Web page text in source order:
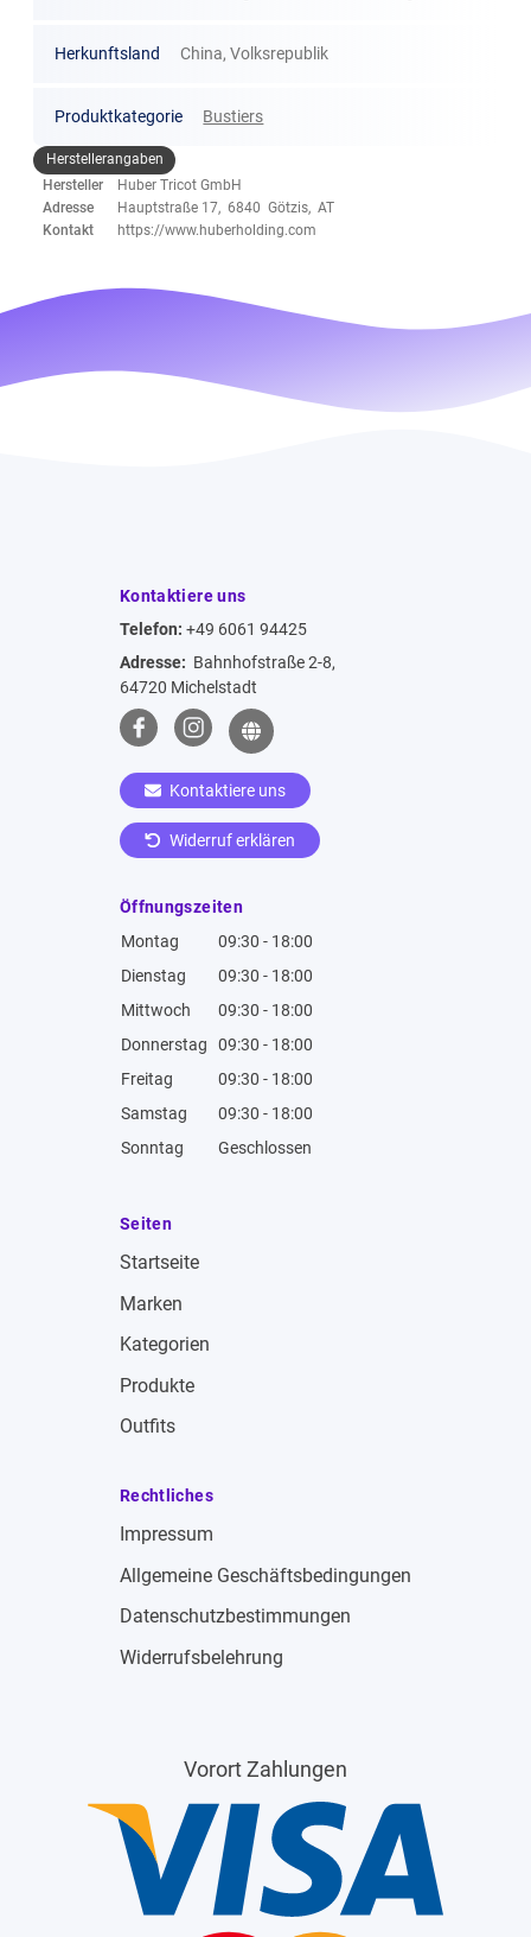
Herkunftsland China, Volksrepublik
Produktkategorie Bustiers
Herstellerangaben
Hersteller
Huber Tricot GmbH
Adresse
Hauptstraße 17, 6840 Götzis, AT
Kontakt
https://www.huberholding.com
Kontaktiere uns
Telefon: +49 6061 94425
Adresse: Bahnhofstraße 2-8,
64720 Michelstadt
Kontaktiere uns
Widerruf erklären
Öffnungszeiten
Montag
09:30 - 18:00
Dienstag
09:30 - 18:00
Mittwoch
09:30 - 18:00
Donnerstag
09:30 - 18:00
Freitag
09:30 - 18:00
Samstag
09:30 - 18:00
Sonntag
Geschlossen
Seiten
Startseite
Marken
Kategorien
Produkte
Outfits
Rechtliches
Impressum
Allgemeine Geschäftsbedingungen
Datenschutzbestimmungen
Widerrufsbelehrung
Vorort Zahlungen